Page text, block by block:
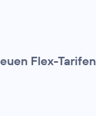
Flex-Tarifen